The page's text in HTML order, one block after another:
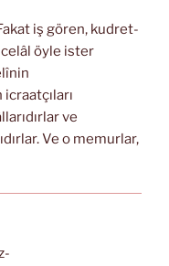
iş gören, kudret-
öyle ister
ve
Ve o memurlar,